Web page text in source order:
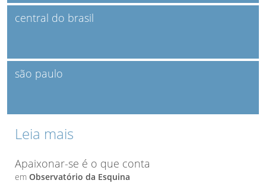
central do brasil
são paulo
Leia mais
Apaixonar-se é o que conta
em Observatório da Esquina